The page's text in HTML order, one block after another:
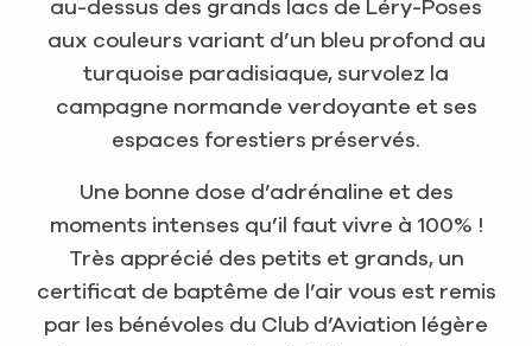
au-dessus des grands lacs de Léry-Poses
aux couleurs variant d’un bleu profond au
turquoise paradisiaque, survolez la
campagne normande verdoyante et ses
espaces forestiers préservés.
Une bonne dose d’adrénaline et des
moments intenses qu’il faut vivre à 100% !
Très apprécié des petits et grands, un
certificat de baptême de l’air vous est remis
par les bénévoles du Club d’Aviation légère